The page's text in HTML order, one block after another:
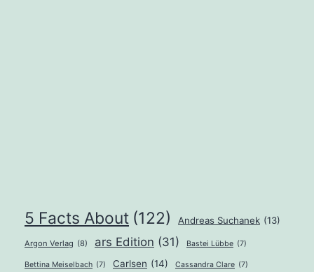
5 Facts About (122) Andreas Suchanek (13)
Argon Verlag (8) ars Edition (31) Bastei Lübbe (7)
Bettina Meiselbach (7) Carlsen (14) Cassandra Clare (7)